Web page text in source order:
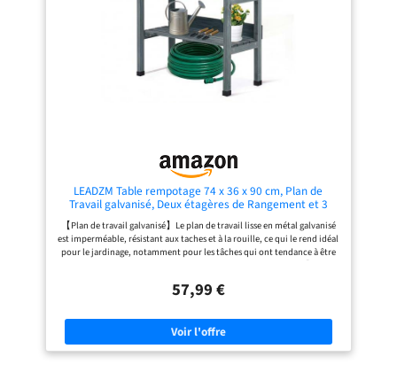
:】 le plan de travail lisse est facile à
nettoyer avec un chiffon humide.
rempotage et l'élagage, tandis que
les étagères amovibles vous
donnent la liberté de personnaliser
votre rangement pour les sacs de
terre, les arrosoirs ou les pots,
gardant ainsi votre espace bien
rangé et organisé. 【Confort
une pièce maîtresse qui permet des
permettant de mettre en pot, de
transplanter et d'entretenir votre
jardin avec facilité et joie. 【Ajout
Elégant et Polyvalent】Non
seulement un poste de travail de
jardinier, mais aussi un ajout
également de présentoir pour les
divertissement fonctionnel pour
votre prochain rassemblement dans
le jardin.
LEADZM Table rempotage 74 x 36 x 90 cm, Plan de
Travail galvanisé, Deux étagères de Rangement et 3
Crochets, Table de Plantation Bois Sapin pré-huilé (Gris)
【Plan de travail galvanisé】Le plan de travail lisse en métal galvanisé
est imperméable, résistant aux taches et à la rouille, ce qui le rend idéal
pour le jardinage, notamment pour les tâches qui ont tendance à être
salissantes. Un simple coup d'éponge suffit pour le nettoyer. 【Grand
généreux pour les pots et le terreau. Trois crochets pratiques
【Structure robuste en cèdre】Ce plan de travail de rempotage est
fabriqué en cèdre de première qualité, garantissant une structure
robuste, stable et durable. Grâce à la résistance naturelle du cèdre aux
intempéries, il bénéficie d'une durée de vie exceptionnelle. 【Plan de
57,99 €